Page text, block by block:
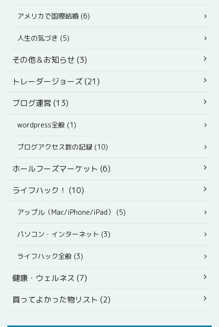
アメリカで国際結婚 (6)
人生の気づき (5)
その他＆お知らせ (3)
トレーダージョーズ (21)
ブログ運営 (13)
wordpress全般 (1)
ブログアクセス数の記録 (10)
ホールフーズマーケット (6)
ライフハック！ (10)
アップル（Mac/iPhone/iPad） (5)
パソコン・インターネット (3)
ライフハック全般 (3)
健康・ウェルネス (7)
買ってよかった物リスト (2)